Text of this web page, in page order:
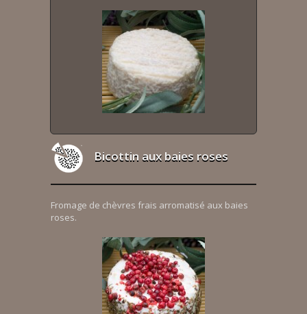
Bicottin aux baies roses
Fromage de chèvres frais arromatisé aux baies
roses.